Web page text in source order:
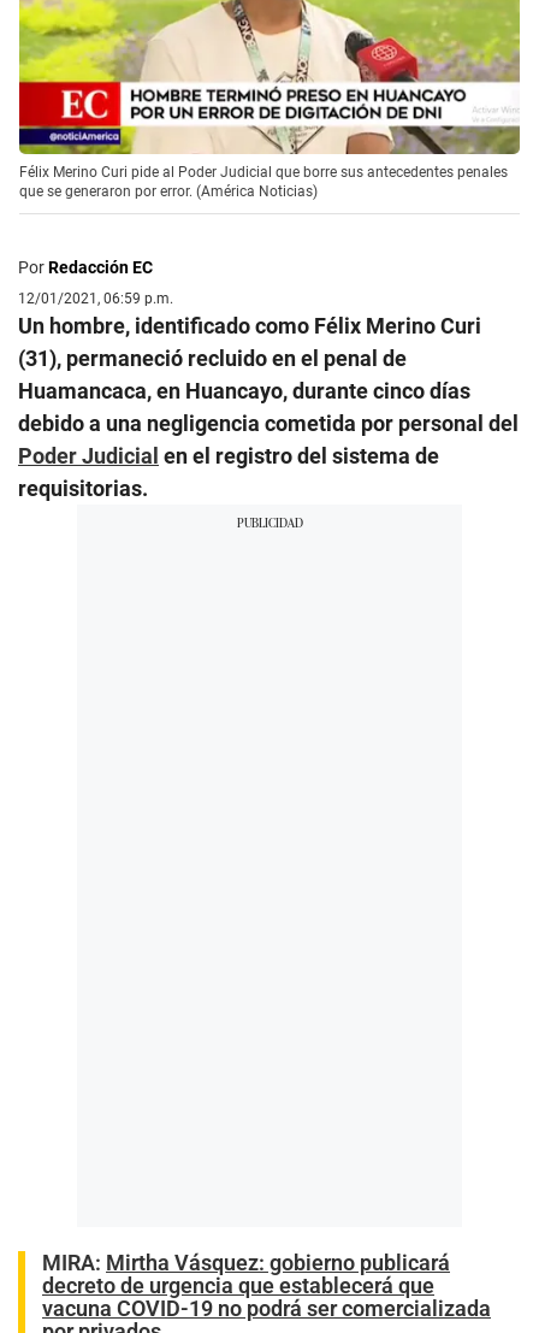
Félix Merino Curi pide al Poder Judicial que borre sus antecedentes penales
que se generaron por error. (América Noticias)
PorRedacción EC
12/01/2021, 06:59 p.m.
Un hombre, identificado como Félix Merino Curi
(31), permaneció recluido en el penal de
Huamancaca, en Huancayo, durante cinco días
debido a una negligencia cometida por personal del
Poder Judicial en el registro del sistema de
requisitorias.
MIRA: Mirtha Vásquez: gobierno publicará
decreto de urgencia que establecerá que
vacuna COVID-19 no podrá ser comercializada